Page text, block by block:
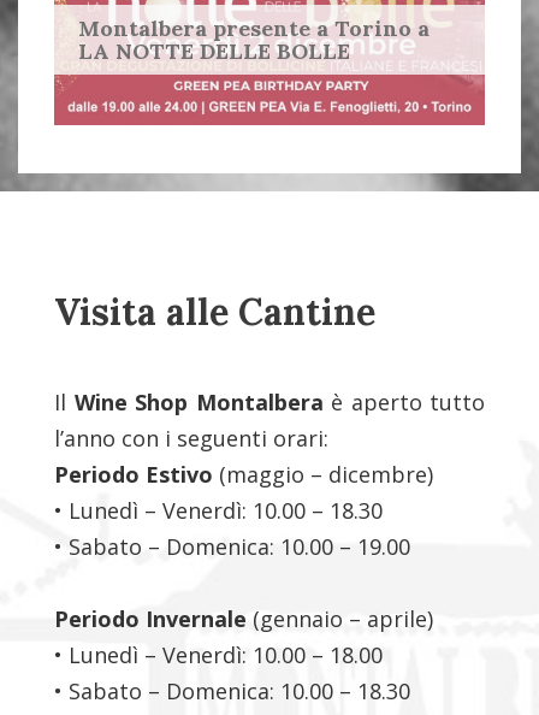
Montalbera presente a Torino a
LA NOTTE DELLE BOLLE
Visita alle Cantine
Il Wine Shop Montalbera è aperto tutto
l’anno con i seguenti orari:
Periodo Estivo (maggio – dicembre)
• Lunedì – Venerdì: 10.00 – 18.30
• Sabato – Domenica: 10.00 – 19.00
Periodo Invernale (gennaio – aprile)
• Lunedì – Venerdì: 10.00 – 18.00
• Sabato – Domenica: 10.00 – 18.30